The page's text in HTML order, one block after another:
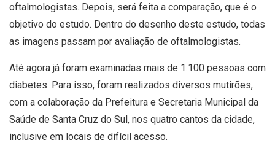
oftalmologistas. Depois, será feita a comparação, que é o
objetivo do estudo. Dentro do desenho deste estudo, todas
as imagens passam por avaliação de oftalmologistas.
Até agora já foram examinadas mais de 1.100 pessoas com
diabetes. Para isso, foram realizados diversos mutirões,
com a colaboração da Prefeitura e Secretaria Municipal da
Saúde de Santa Cruz do Sul, nos quatro cantos da cidade,
inclusive em locais de difícil acesso.